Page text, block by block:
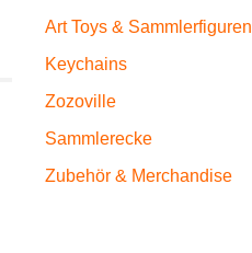
Art Toys & Sammlerfiguren
Keychains
Zozoville
Sammlerecke
Zubehör & Merchandise